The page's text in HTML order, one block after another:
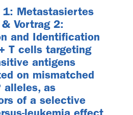
1: Metastasiertes
& Vortrag 2:
and Identification
T cells targeting
antigens
on mismatched
alleles, as
of a selective